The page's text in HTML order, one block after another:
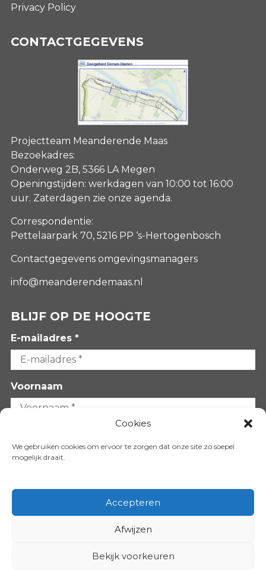
Cookies
We gebruiken cookies om ervoor te zorgen dat onze site zo soepel
mogelijk draait.
Accepteren
Afwijzen
Bekijk voorkeuren
Privacy Policy
CONTACTGEGEVENS
Projectteam Meanderende Maas
Bezoekadres:
Onderweg 2B, 5366 LA Megen
Openingstijden: werkdagen van 10:00 tot 16:00
uur. Zaterdagen zie onze agenda.
Correspondentie:
Pettelaarpark 70, 5216 PP ‘s-Hertogenbosch
Contactgegevens omgevingsmanagers
info@meanderendemaas.nl
BLIJF OP DE HOOGTE
E-mailadres *
Voornaam
VOLG ONS OP: